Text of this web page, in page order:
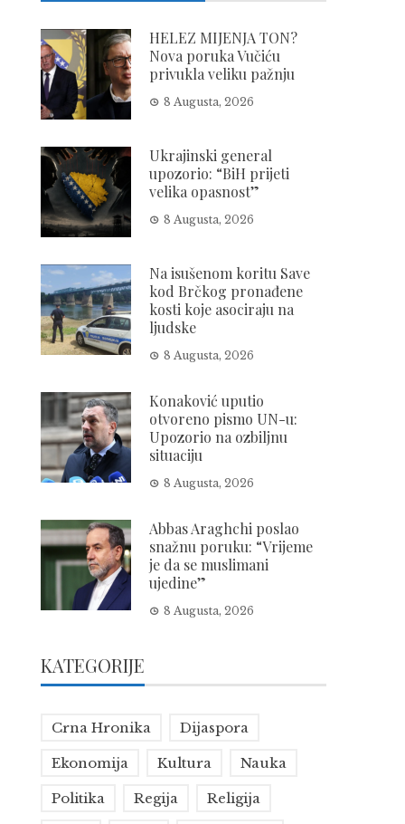
HELEZ MIJENJA TON?
Nova poruka Vučiću
privukla veliku pažnju
8 Augusta, 2026
Ukrajinski general
upozorio: “BiH prijeti
velika opasnost”
8 Augusta, 2026
Na isušenom koritu Save
kod Brčkog pronađene
kosti koje asociraju na
ljudske
8 Augusta, 2026
Konaković uputio
otvoreno pismo UN-u:
Upozorio na ozbiljnu
situaciju
8 Augusta, 2026
Abbas Araghchi poslao
snažnu poruku: “Vrijeme
je da se muslimani
ujedine”
8 Augusta, 2026
KATEGORIJE
Crna Hronika Dijaspora
Ekonomija Kultura Nauka
Politika Regija Religija